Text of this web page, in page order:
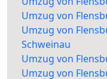
Umzug von
Umzug von
Schweinau
Umzug von
Umzug von